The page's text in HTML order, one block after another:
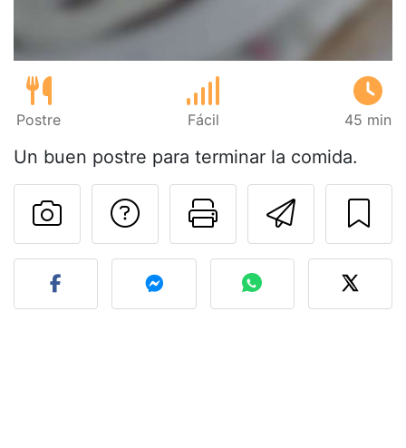
Postre Fácil 45 min
Un buen postre para terminar la comida.
Imprimir
Preguntar al autor
Publicar la foto de esta